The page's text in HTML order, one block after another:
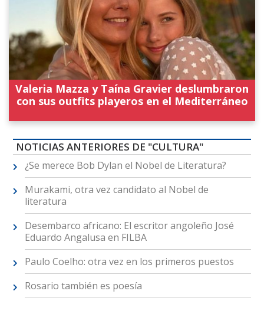
Valeria Mazza y Taína Gravier deslumbraron
con sus outfits playeros en el Mediterráneo
NOTICIAS ANTERIORES DE "CULTURA"
¿Se merece Bob Dylan el Nobel de Literatura?
Murakami, otra vez candidato al Nobel de
literatura
Desembarco africano: El escritor angoleño José
Eduardo Angalusa en FILBA
Paulo Coelho: otra vez en los primeros puestos
Rosario también es poesía